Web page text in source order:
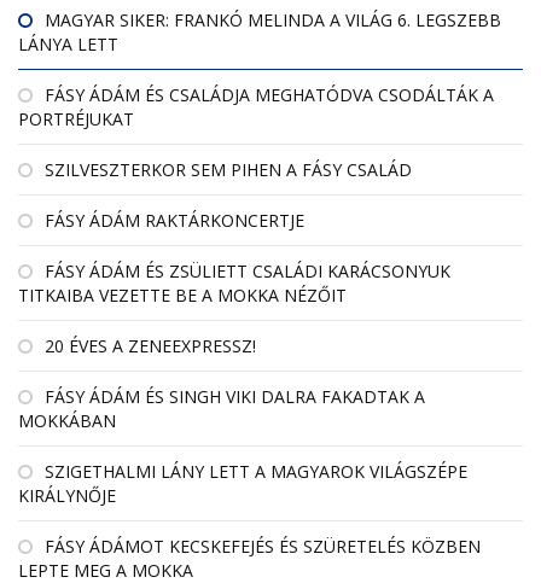
MAGYAR SIKER: FRANKÓ MELINDA A VILÁG 6. LEGSZEBB
LÁNYA LETT
FÁSY ÁDÁM ÉS CSALÁDJA MEGHATÓDVA CSODÁLTÁK A
PORTRÉJUKAT
SZILVESZTERKOR SEM PIHEN A FÁSY CSALÁD
FÁSY ÁDÁM RAKTÁRKONCERTJE
FÁSY ÁDÁM ÉS ZSÜLIETT CSALÁDI KARÁCSONYUK
TITKAIBA VEZETTE BE A MOKKA NÉZŐIT
20 ÉVES A ZENEEXPRESSZ!
FÁSY ÁDÁM ÉS SINGH VIKI DALRA FAKADTAK A
MOKKÁBAN
SZIGETHALMI LÁNY LETT A MAGYAROK VILÁGSZÉPE
KIRÁLYNŐJE
FÁSY ÁDÁMOT KECSKEFEJÉS ÉS SZÜRETELÉS KÖZBEN
LEPTE MEG A MOKKA